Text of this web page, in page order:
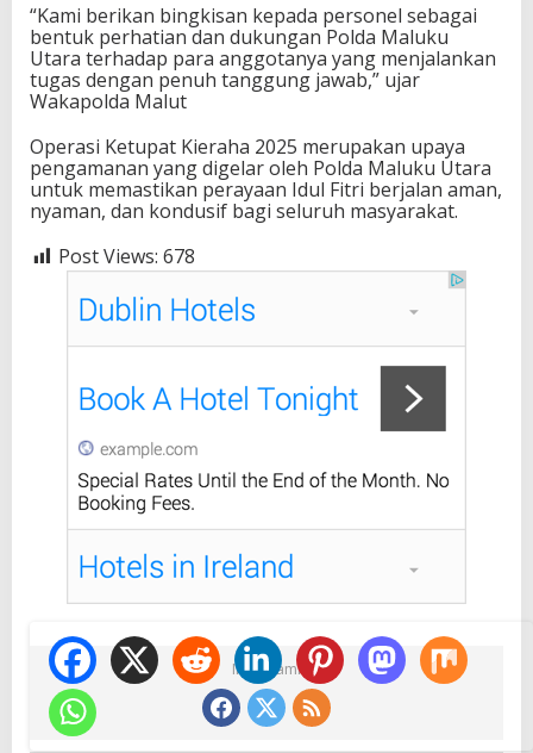
“Kami berikan bingkisan kepada personel sebagai
bentuk perhatian dan dukungan Polda Maluku
Utara terhadap para anggotanya yang menjalankan
tugas dengan penuh tanggung jawab,” ujar
Wakapolda Malut
Operasi Ketupat Kieraha 2025 merupakan upaya
pengamanan yang digelar oleh Polda Maluku Utara
untuk memastikan perayaan Idul Fitri berjalan aman,
nyaman, dan kondusif bagi seluruh masyarakat.
Post Views: 678
Ikuti Kami